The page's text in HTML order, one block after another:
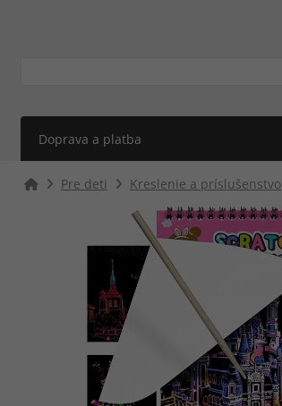
Doprava a platba
Pre deti Kreslenie a príslušenstvo